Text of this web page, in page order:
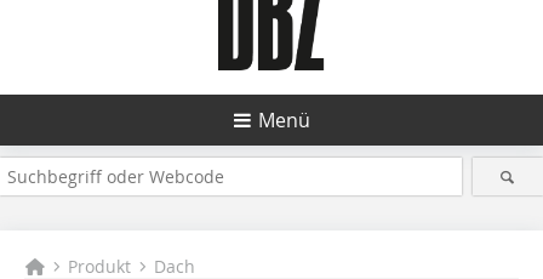
Menü
Produkt Dach